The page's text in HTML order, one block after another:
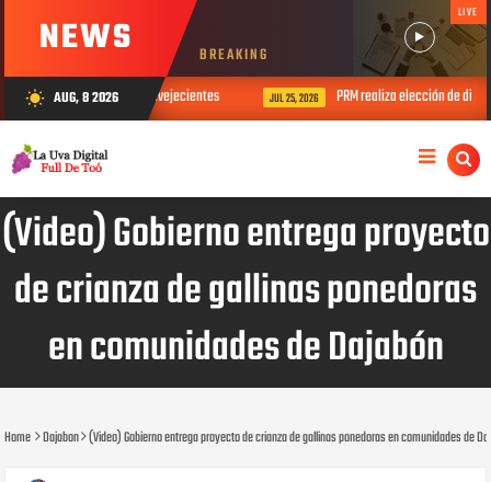
NEWS BREAKING
LIVE
wb_sunny AUG, 8 2026
del Padre con sus envejecientes JUL 25, 2026 PRM realiza elección de
(Video) Gobierno entrega proyecto
de crianza de gallinas ponedoras
en comunidades de Dajabón
Home Dajabon (Video) Gobierno entrega proyecto de crianza de gallinas ponedoras en comunidades de